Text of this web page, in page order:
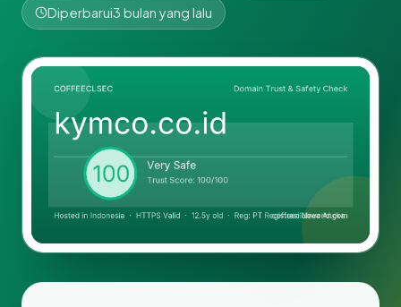
Diperbarui3 bulan yang lalu